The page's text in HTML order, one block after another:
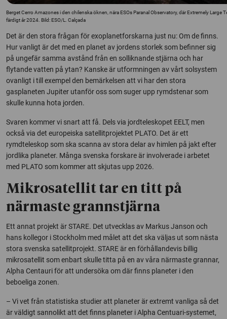
Berget Cerro Amazones i den chilenska öknen, nära ESOs Paranal Observatory, där Extremely
färdigt år 2024. Bild: ESO/L. Calçada
Det är den stora frågan för exoplanetforskarna just nu: Om de finns.
Hur vanligt är det med en planet av jordens storlek som befinner sig
på ungefär samma avstånd från en solliknande stjärna och har
flytande vatten på ytan? Kanske är utformningen av vårt solsystem
ovanligt i till exempel den bemärkelsen att vi har den stora
gasplaneten Jupiter utanför oss som suger upp rymdstenar som
skulle kunna hota jorden.
Svaren kommer vi snart att få. Dels via jordteleskopet EELT, men
också via det europeiska satellitprojektet PLATO. Det är ett
rymdteleskop som ska scanna av stora delar av himlen på jakt efter
jordlika planeter. Många svenska forskare är involverade i arbetet
med PLATO som kommer att skjutas upp 2026.
Mikrosatellit tar en titt på
närmaste grannstjärna
Ett annat projekt är STARE. Det utvecklas av Markus Janson och
hans kollegor i Stockholm med målet att det ska väljas ut som nästa
stora svenska satellitprojekt. STARE är en förhållandevis billig
mikrosatellit som enbart skulle titta på en av våra närmaste grannar,
Alpha Centauri för att undersöka om där finns planeter i den
beboeliga zonen.
– Vi vet från statistiska studier att planeter är extremt vanliga så det
är väldigt sannolikt att det finns planeter i Alpha Centuari-systemet,